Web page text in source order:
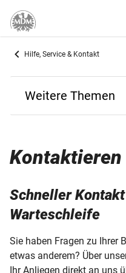
Hilfe, Service & Kontakt
Weitere Themen
Kontaktformulare
Bestellung im MDM-
Zahlungsarten
Lieferung Ihrer Artikel
Kontaktieren
Schneller
Warteschleife
Sie haben Fragen zu Ihrer
etwas anderem? Über
Ihr Anliegen direkt an uns